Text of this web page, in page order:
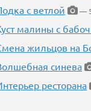
с ветлой
—
малины с
жильцов на
синева
ресторана